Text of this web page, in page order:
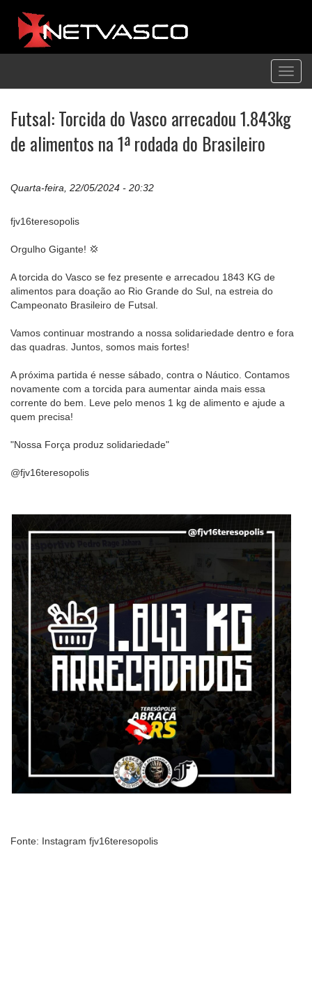
Futsal: Torcida do Vasco arrecadou 1.843kg
de alimentos na 1ª rodada do Brasileiro
Quarta-feira, 22/05/2024 - 20:32
fjv16teresopolis
Orgulho Gigante! 💢
A torcida do Vasco se fez presente e arrecadou 1843 KG de
alimentos para doação ao Rio Grande do Sul, na estreia do
Campeonato Brasileiro de Futsal.
Vamos continuar mostrando a nossa solidariedade dentro e fora
das quadras. Juntos, somos mais fortes!
A próxima partida é nesse sábado, contra o Náutico. Contamos
novamente com a torcida para aumentar ainda mais essa
corrente do bem. Leve pelo menos 1 kg de alimento e ajude a
quem precisa!
"Nossa Força produz solidariedade"
@fjv16teresopolis
Fonte: Instagram fjv16teresopolis